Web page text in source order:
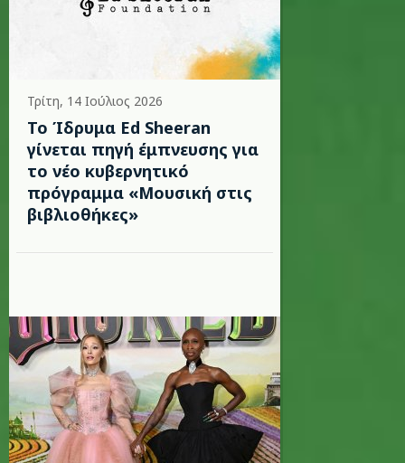
Τρίτη, 14 Ιούλιος 2026
Το Ίδρυμα Ed Sheeran
γίνεται πηγή έμπνευσης για
το νέο κυβερνητικό
πρόγραμμα «Μουσική στις
βιβλιοθήκες»